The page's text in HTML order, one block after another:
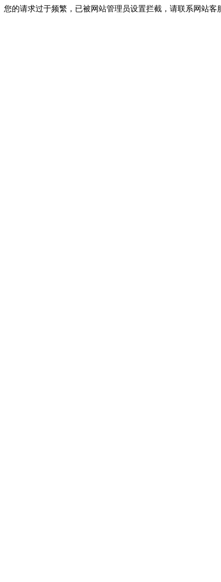
您的请求过于频繁，已被网站管理员设置拦截，请联系网站客